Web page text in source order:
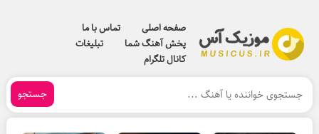
صفحه اصلی
تماس با ما
پخش آهنگ شما
تبلیغات
کانال تلگرام
جستجو